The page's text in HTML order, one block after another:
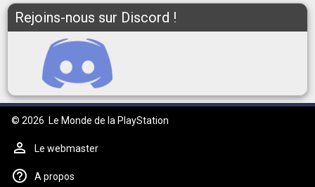
Rejoins-nous sur Discord !
© 2026 Le Monde de la PlayStation
Le webmaster
A propos